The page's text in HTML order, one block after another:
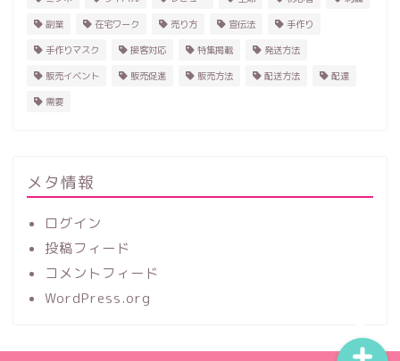
副業 在宅ワーク 売り方 宣伝法 手作り
手作りマスク 接客対応 特集掲載 発送方法
販売イベント 販売促進 販売方法 配送方法 配達
需要
メタ情報
ログイン
投稿フィード
コメントフィード
WordPress.org